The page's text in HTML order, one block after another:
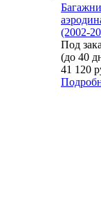
(2002-
Под
(до 40
41 120